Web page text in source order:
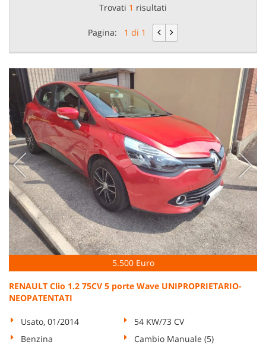
Trovati 1 risultati
Pagina: 1 di 1
5.500 Euro
RENAULT Clio 1.2 75CV 5 porte Wave UNIPROPRIETARIO-
NEOPATENTATI
Usato, 01/2014
54 KW/73 CV
Benzina
Cambio Manuale (5)